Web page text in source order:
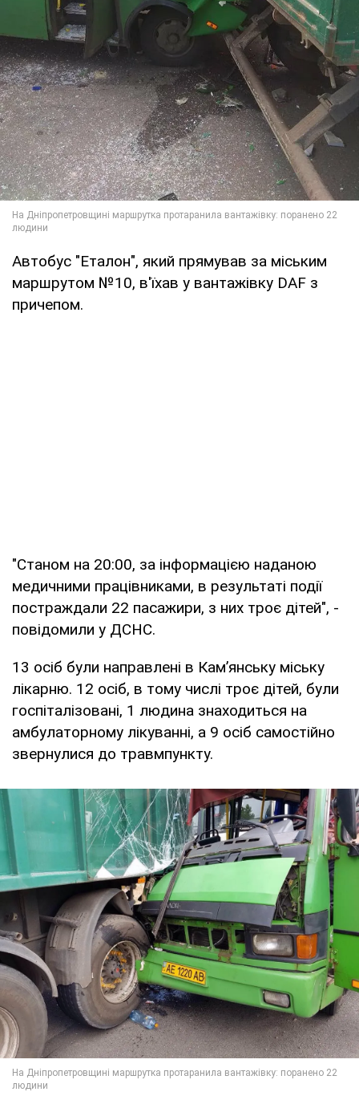
Автобус "Еталон", який прямував за міським
маршрутом №10, в'їхав у вантажівку DAF з
причепом.
"Станом на 20:00, за інформацією наданою
медичними працівниками, в результаті події
постраждали 22 пасажири, з них троє дітей", -
повідомили у ДСНС.
13 осіб були направлені в Кам’янську міську
лікарню. 12 осіб, в тому числі троє дітей, були
госпіталізовані, 1 людина знаходиться на
амбулаторному лікуванні, а 9 осіб самостійно
звернулися до травмпункту.